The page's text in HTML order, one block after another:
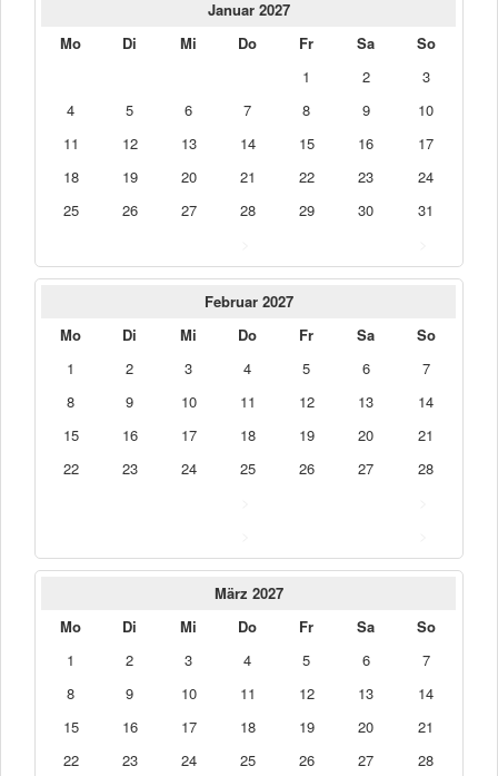
Januar 2027
Mo
Di Mi Do Fr Sa
So
1
2
3
4
5 6 7 8 9
10
11
12 13 14 15 16
17
18
19 20 21 22 23
24
25
26 27 28 29 30
31
Februar 2027
Mo
Di Mi Do Fr Sa
So
1
2 3 4 5 6
7
8
9 10 11 12 13
14
15
16 17 18 19 20
21
22
23 24 25 26 27
28
März 2027
Mo
Di Mi Do Fr Sa
So
1
2 3 4 5 6
7
8
9 10 11 12 13
14
15
16 17 18 19 20
21
22
23 24 25 26 27
28